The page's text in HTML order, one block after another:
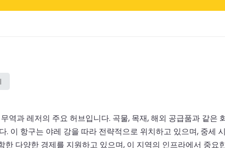
역과 레저의 주요 허브입니다. 곡물, 목재, 해외 공급품과 같
이 항구는 야레 강을 따라 전략적으로 위치하고 있으며, 중세
다양한 경제를 지원하고 있으며, 이 지역의 인프라에서 중요